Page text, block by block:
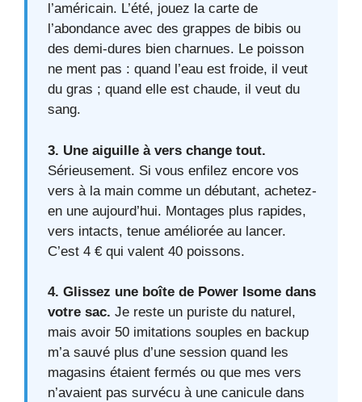
l’américain. L’été, jouez la carte de
l’abondance avec des grappes de bibis ou
des demi-dures bien charnues. Le poisson
ne ment pas : quand l’eau est froide, il veut
du gras ; quand elle est chaude, il veut du
sang.
3. Une aiguille à vers change tout.
Sérieusement. Si vous enfilez encore vos
vers à la main comme un débutant, achetez-
en une aujourd’hui. Montages plus rapides,
vers intacts, tenue améliorée au lancer.
C’est 4 € qui valent 40 poissons.
4. Glissez une boîte de Power Isome dans
votre sac. Je reste un puriste du naturel,
mais avoir 50 imitations souples en backup
m’a sauvé plus d’une session quand les
magasins étaient fermés ou que mes vers
n’avaient pas survécu à une canicule dans